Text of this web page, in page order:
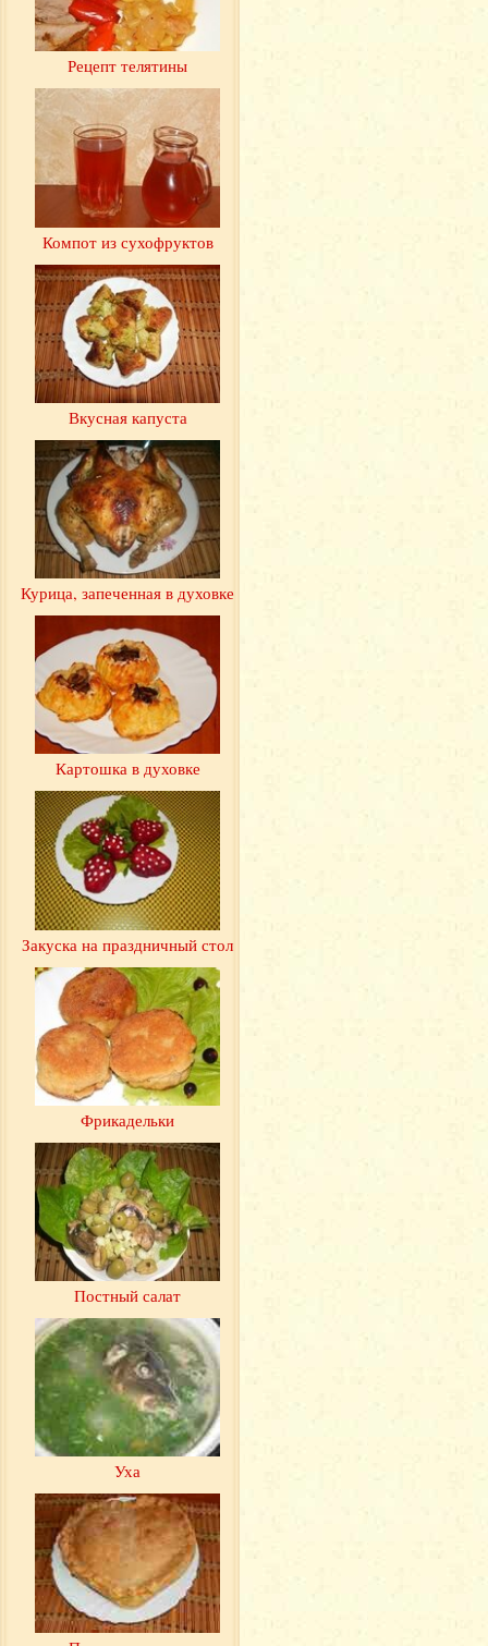
Рецепт телятины
Компот из сухофруктов
Вкусная капуста
Курица, запеченная в духовке
Картошка в духовке
Закуска на праздничный стол
Фрикадельки
Постный салат
Уха